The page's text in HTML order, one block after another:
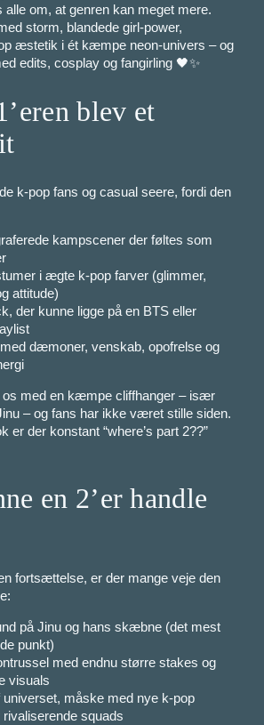
alle om, at genren kan meget mere.
storm, blandede girl-power,
æstetik i ét kæmpe neon-univers – og
edits, cosplay og fangirling 🖤✨
blev et
k-pop fans og casual seere, fordi den
kampscener der føltes som
i ægte k-pop farver (glimmer,
attitude)
der kunne ligge på en BTS eller
dæmoner, venskab, opofrelse og
os med en kæmpe cliffhanger – især
– og fans har ikke været stille siden.
er der konstant “where’s part 2??”
en 2’er handle
fortsættelse, er der mange veje den
på Jinu og hans skæbne (det mest
punkt)
med endnu større stakes og
visuals
universet, måske med nye k-pop
rivaliserende squads